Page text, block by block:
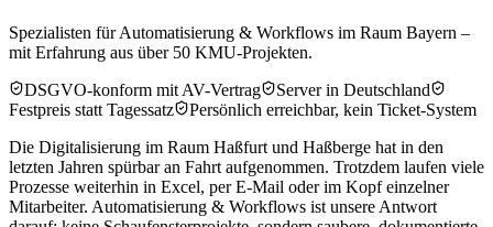
Spezialisten für Automatisierung & Workflows im Raum Bayern –
mit Erfahrung aus über 50 KMU-Projekten.
DSGVO-konform mit AV-Vertrag
Server in Deutschland
Festpreis statt Tagessatz
Persönlich erreichbar, kein Ticket-System
Die Digitalisierung im Raum Haßfurt und Haßberge hat in den
letzten Jahren spürbar an Fahrt aufgenommen. Trotzdem laufen viele
Prozesse weiterhin in Excel, per E-Mail oder im Kopf einzelner
Mitarbeiter. Automatisierung & Workflows ist unsere Antwort